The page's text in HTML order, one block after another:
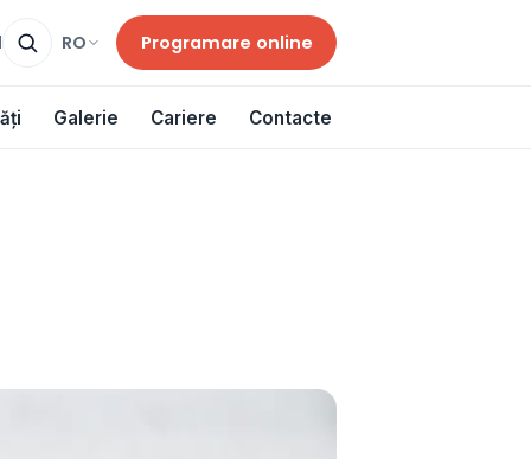
RO Programare online
Galerie Cariere Contacte